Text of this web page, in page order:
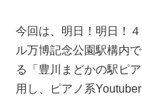
b
o
o
k
今回は、明日！明日！
ル万博記念公園駅構内
る「豊川まどかの駅ピ
用し、ピアノ系